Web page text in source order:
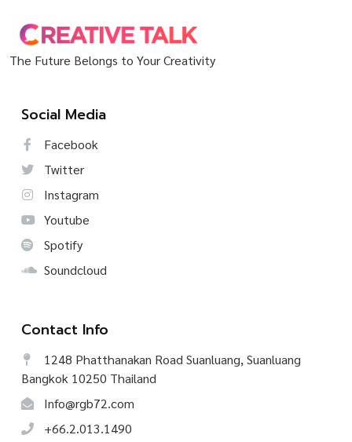
The Future Belongs to Your Creativity
Social Media
Facebook
Twitter
Instagram
Youtube
Spotify
Soundcloud
Contact Info
1248 Phatthanakan Road Suanluang, Suanluang
Bangkok 10250 Thailand
Info@rgb72.com
+66.2.013.1490